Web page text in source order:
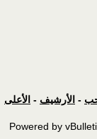
- الأرشيف - الأعلى
Powered by